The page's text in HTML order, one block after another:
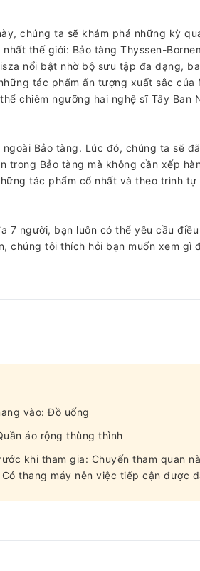
chúng ta sẽ khám phá những kỳ
thế giới: Bảo tàng Thyssen-
nổi bật nhờ bộ sưu tập đa dạng,
tác phẩm ấn tượng xuất sắc của
chiêm ngưỡng hai nghệ sĩ Tây Ban
Bảo tàng. Lúc đó, chúng ta sẽ
trong Bảo tàng mà không cần xếp
tác phẩm cổ nhất và theo trình
7 người, bạn luôn có thể yêu cầu
chúng tôi thích hỏi bạn muốn xem gì
vào: Đồ uống
áo rộng thùng thình
khi tham gia: Chuyến tham quan
thang máy nên việc tiếp cận được